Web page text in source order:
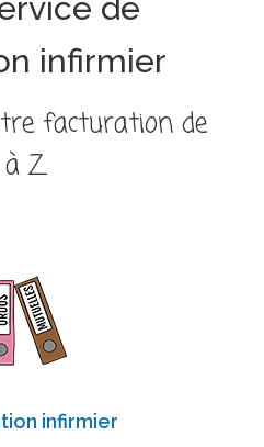
de
infirmier
facturation de
Z.
infirmier